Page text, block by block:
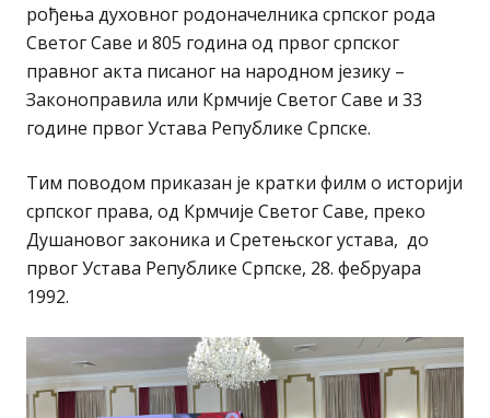
рођења духовног родоначелника српског рода
Светог Саве и 805 година од првог српског
правног акта писаног на народном језику –
Законоправила или Крмчије Светог Саве и 33
године првог Устава Републике Српске.
Тим поводом приказан је кратки филм о историји
српског права, од Крмчије Светог Саве, преко
Душановог законика и Сретењског устава, до
првог Устава Републике Српске, 28. фебруара
1992.